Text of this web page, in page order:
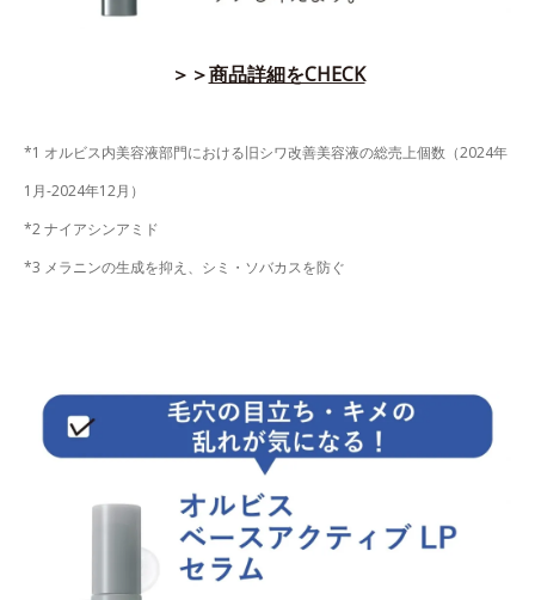
＞＞商品詳細をCHECK
*1 オルビス内美容液部門における旧シワ改善美容液の総売上個数（2024年
1月-2024年12月）
*2 ナイアシンアミド
*3 メラニンの生成を抑え、シミ・ソバカスを防ぐ